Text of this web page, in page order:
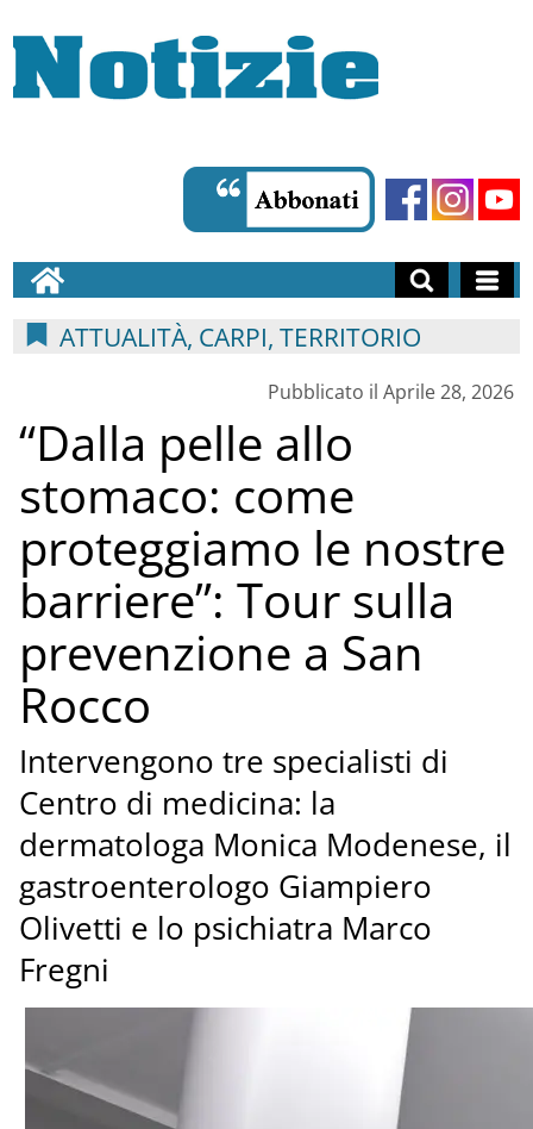
ATTUALITÀ, CARPI, TERRITORIO
Pubblicato il Aprile 28, 2026
“Dalla pelle allo
stomaco: come
proteggiamo le nostre
barriere”: Tour sulla
prevenzione a San
Rocco
Intervengono tre specialisti di
Centro di medicina: la
dermatologa Monica Modenese, il
gastroenterologo Giampiero
Olivetti e lo psichiatra Marco
Fregni